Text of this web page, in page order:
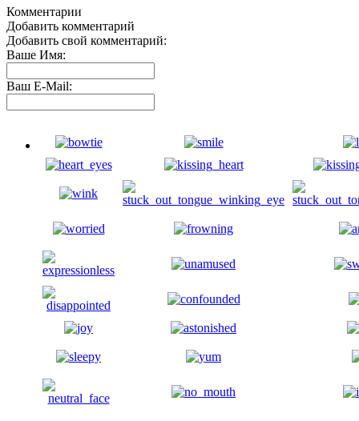
Комментарии
Добавить комментарий
Добавить свой комментарий:
Ваше Имя:
Ваш E-Mail: